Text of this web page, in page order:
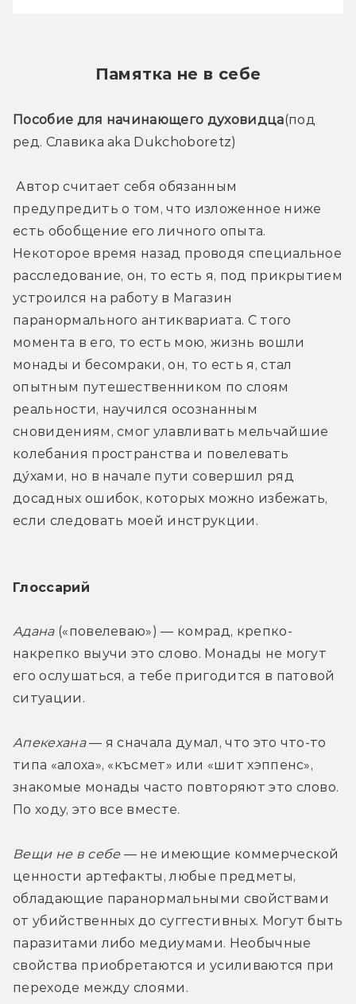
Памятка не в себе
Пособие для начинающего духовидца(под
ред. Славика aka Dukchoboretz)
Автор считает себя обязанным
предупредить о том, что изложенное ниже
есть обобщение его личного опыта.
Некоторое время назад проводя специальное
расследование, он, то есть я, под прикрытием
устроился на работу в Магазин
паранормального антиквариата. С того
момента в его, то есть мою, жизнь вошли
монады и бесомраки, он, то есть я, стал
опытным путешественником по слоям
реальности, научился осознанным
сновидениям, смог улавливать мельчайшие
колебания пространства и повелевать
ду́хами, но в начале пути совершил ряд
досадных ошибок, которых можно избежать,
если следовать моей инструкции.
Глоссарий
Адана («повелеваю») — комрад, крепко-
накрепко выучи это слово. Монады не могут
его ослушаться, а тебе пригодится в патовой
ситуации.
Апекехана — я сначала думал, что это что-то
типа «алоха», «късмет» или «шит хэппенс»,
знакомые монады часто повторяют это слово.
По ходу, это все вместе.
Вещи не в себе — не имеющие коммерческой
ценности артефакты, любые предметы,
обладающие паранормальными свойствами
от убийственных до суггестивных. Могут быть
паразитами либо медиумами. Необычные
свойства приобретаются и усиливаются при
переходе между слоями.